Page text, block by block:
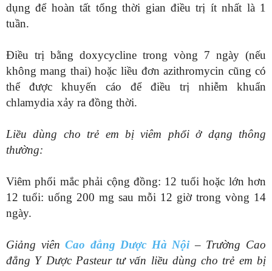
dụng để hoàn tất tổng thời gian điều trị ít nhất là 1
tuần.
Điều trị bằng doxycycline trong vòng 7 ngày (nếu
không mang thai) hoặc liều đơn azithromycin cũng có
thể được khuyến cáo để điều trị nhiễm khuẩn
chlamydia xảy ra đồng thời.
Liều dùng cho trẻ em bị viêm phổi ở dạng thông
thường:
Viêm phổi mắc phải cộng đồng: 12 tuổi hoặc lớn hơn
12 tuổi: uống 200 mg sau mỗi 12 giờ trong vòng 14
ngày.
Giảng viênCao đẳng Dược Hà Nội– Trường Cao
đẳng Y Dược Pasteur tư vấn liều dùng cho trẻ em bị